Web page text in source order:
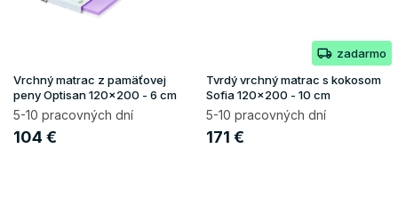
Vrchný matrac z pamäťovej
peny Optisan 120x200 - 6 cm
5-10 pracovných dní
104 €
zadarmo
Tvrdý vrchný matrac s kokosom
Sofia 120x200 - 10 cm
5-10 pracovných dní
171 €